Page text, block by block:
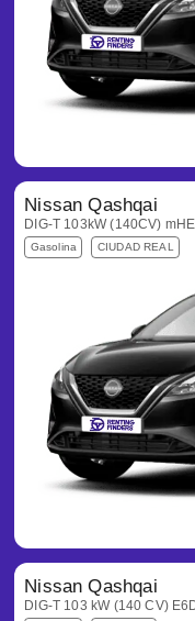
Nissan Qashqai
DIG-T 103kW (140CV)
Gasolina CIUDAD REAL
Nissan Qashqai
DIG-T 103 kW (140 CV)